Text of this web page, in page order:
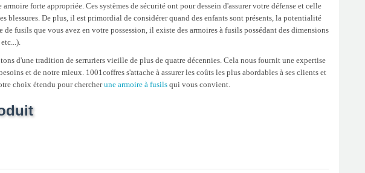
forte appropriée. Ces systèmes de sécurité ont pour dessein d'assurer votre défense et celle
De plus, il est primordial de considérer quand des enfants sont présents, la potentialité
fusils que vous avez en votre possession, il existe des armoires à fusils possédant des dimensions
d'une tradition de serruriers vieille de plus de quatre décennies. Cela nous fournit une expertise
et de notre mieux. 1001coffres s'attache à assurer les coûts les plus abordables à ses clients et
choix étendu pour chercherune armoire à fusils qui vous convient.